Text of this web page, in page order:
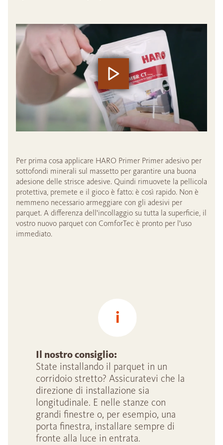
Per prima cosa applicare HARO Primer Primer adesivo per
sottofondi minerali sul massetto per garantire una buona
adesione delle strisce adesive. Quindi rimuovete la pellicola
protettiva, premete e il gioco è fatto: è così rapido. Non è
nemmeno necessario armeggiare con gli adesivi per
parquet. A differenza dell'incollaggio su tutta la superficie, il
vostro nuovo parquet con ComforTec è pronto per l'uso
immediato.
Il nostro consiglio:
State installando il parquet in un
corridoio stretto? Assicuratevi che la
direzione di installazione sia
longitudinale. E nelle stanze con
grandi finestre o, per esempio, una
porta finestra, installare sempre di
fronte alla luce in entrata.